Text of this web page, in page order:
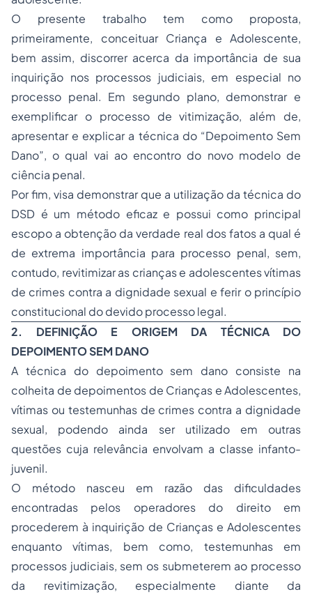
O presente trabalho tem como proposta,
primeiramente, conceituar Criança e Adolescente,
bem assim, discorrer acerca da importância de sua
inquirição nos processos judiciais, em especial no
processo penal. Em segundo plano, demonstrar e
exemplificar o processo de vitimização, além de,
apresentar e explicar a técnica do “Depoimento Sem
Dano”, o qual vai ao encontro do novo modelo de
ciência penal.
Por fim, visa demonstrar que a utilização da técnica do
DSD é um método eficaz e possui como principal
escopo a obtenção da verdade real dos fatos a qual é
de extrema importância para processo penal, sem,
contudo, revitimizar as crianças e adolescentes vítimas
de crimes contra a dignidade sexual e ferir o princípio
constitucional do devido processo legal.
2. DEFINIÇÃO E ORIGEM DA TÉCNICA DO
DEPOIMENTO SEM DANO
A técnica do depoimento sem dano consiste na
colheita de depoimentos de Crianças e Adolescentes,
vítimas ou testemunhas de crimes contra a dignidade
sexual, podendo ainda ser utilizado em outras
questões cuja relevância envolvam a classe infanto-
juvenil.
O método nasceu em razão das dificuldades
encontradas pelos operadores do direito em
procederem à inquirição de Crianças e Adolescentes
enquanto vítimas, bem como, testemunhas em
processos judiciais, sem os submeterem ao processo
da revitimização, especialmente diante da